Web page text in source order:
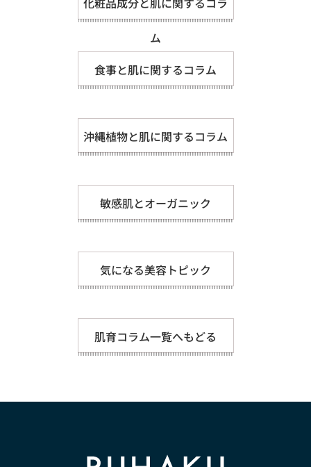
ム
食事と肌に関するコラム
沖縄植物と肌に関するコラム
敏感肌とオーガニック
気になる美容トピック
肌育コラム一覧へもどる